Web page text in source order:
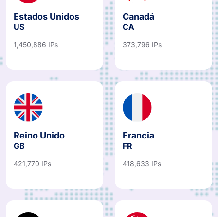
Estados Unidos
US
1,450,886 IPs
Canadá
CA
373,796 IPs
Reino Unido
GB
421,770 IPs
Francia
FR
418,633 IPs